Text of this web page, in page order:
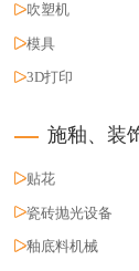
吹塑机
模具
3D打印
施釉、装
贴花
瓷砖抛光设备
釉底料机械